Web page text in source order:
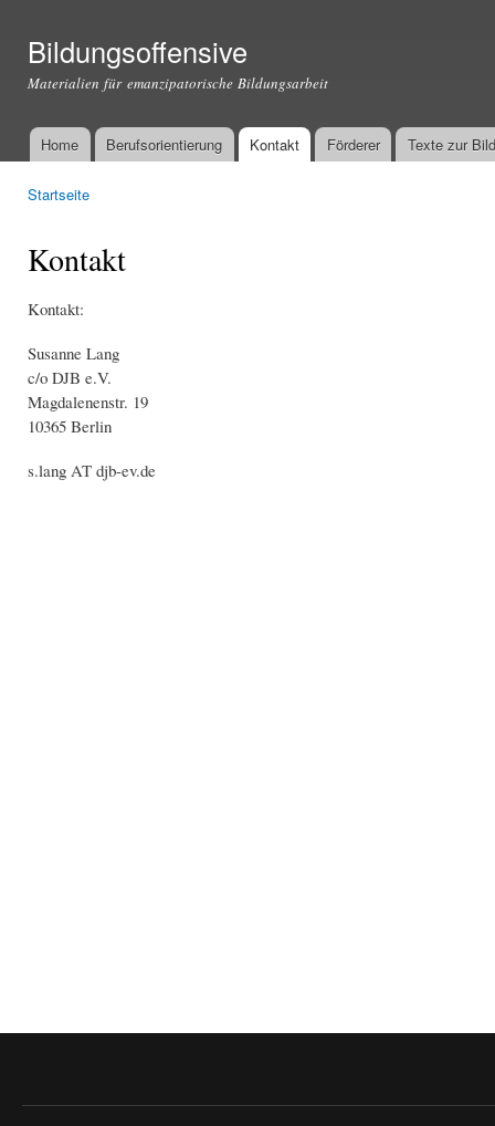
Bildungsoffensive
Materialien für emanzipatorische Bildungsarbeit
Hauptmenü
Home Berufsorientierung Kontakt Förderer Texte zur
Startseite
Kontakt
Kontakt:
Susanne Lang
c/o DJB e.V.
Magdalenenstr. 19
10365 Berlin
s.lang AT djb-ev.de